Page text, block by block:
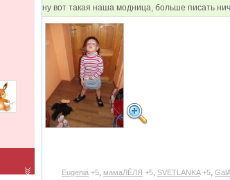
ну вот такая наша модница, больше писать
Eugenia +5, мамаЛЁЛЯ +5, SVETLANKA +5,